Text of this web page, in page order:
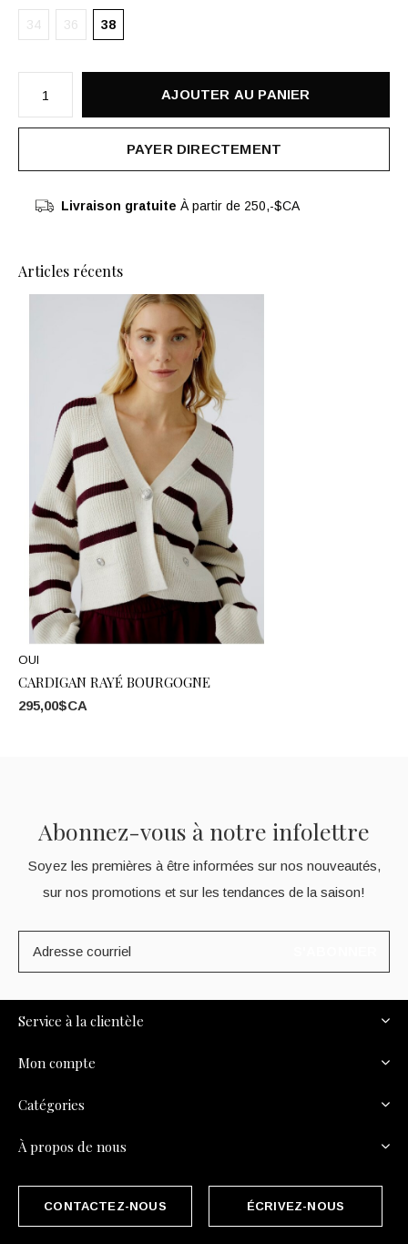
34 36 38
AJOUTER AU PANIER
PAYER DIRECTEMENT
Livraison gratuite À partir de 250,-$CA
Articles récents
OUI
CARDIGAN RAYÉ BOURGOGNE
295,00$CA
Abonnez-vous à notre infolettre
Soyez les premières à être informées sur nos nouveautés,
sur nos promotions et sur les tendances de la saison!
Service à la clientèle
Mon compte
Catégories
À propos de nous
CONTACTEZ-NOUS ÉCRIVEZ-NOUS